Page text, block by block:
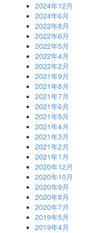
2024年12月
2024年6月
2022年8月
2022年6月
2022年5月
2022年4月
2022年2月
2021年9月
2021年8月
2021年7月
2021年6月
2021年5月
2021年4月
2021年3月
2021年2月
2021年1月
2020年12月
2020年10月
2020年9月
2020年8月
2020年7月
2019年5月
2019年4月